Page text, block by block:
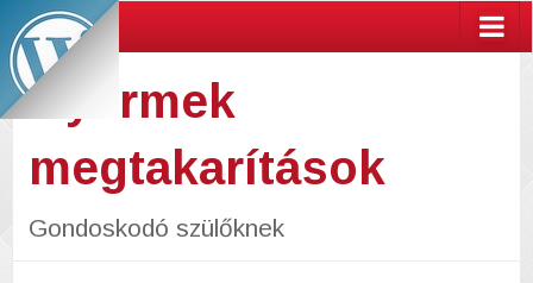
Gyermek
megtakarítások
Gondoskodó szülőknek